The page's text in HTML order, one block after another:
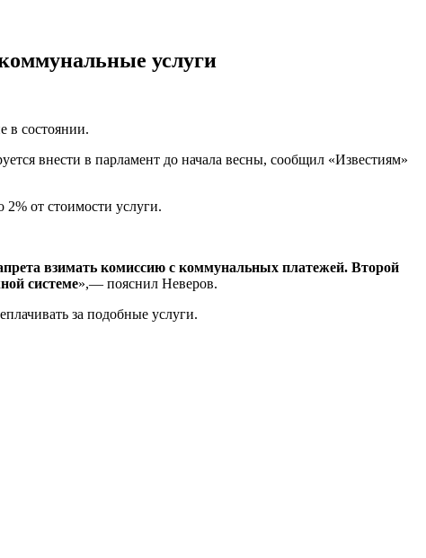
услуги
в состоянии.
внести в парламент до начала весны, сообщил «Известиям»
2% от стоимости услуги.
взимать комиссию с коммунальных платежей. Второй
системе»,— пояснил Неверов.
за подобные услуги.